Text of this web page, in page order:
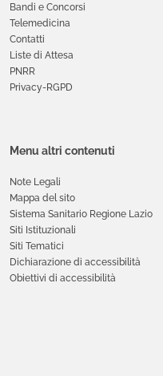
Bandi e Concorsi
Telemedicina
Contatti
Liste di Attesa
PNRR
Privacy-RGPD
Menu altri contenuti
Note Legali
Mappa del sito
Sistema Sanitario Regione Lazio
Siti Istituzionali
Siti Tematici
Dichiarazione di accessibilità
Obiettivi di accessibilità